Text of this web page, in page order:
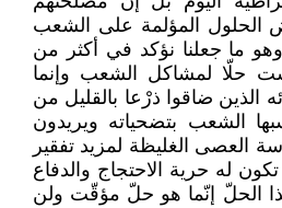
الحلول المؤلمة على الشعب
وهو ما جعلنا نؤكد في أكثر من
حلّا لمشاكل الشعب وإنما
الذين ضاقوا ذرْعا بالقليل من
الشعب بتضحياته ويريدون
العصى الغليظة لمزيد تفقير
له حرية الاحتجاج والدفاع
الحلّ إنّما هو حلّ مؤقّت ولن